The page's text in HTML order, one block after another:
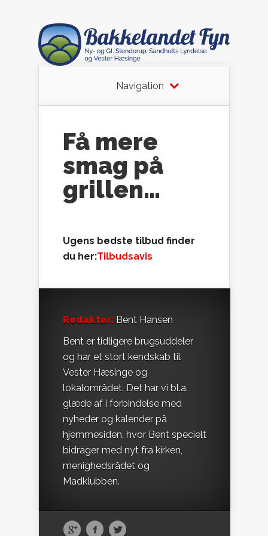
Navigation
Få mere
smag på
grillen…
Ugens bedste tilbud finder
du her:Tilbudsavis
Redaktør: Bent Hansen
Bent er tidligere brugsuddeler
og har et stort kendskab til
Vester Hæsinge og
lokalområdet. Det har vi bl.a.
glæde af i forbindelse med
nyheder og kalender på
hjemmesiden, hvor Bent specielt
bidrager med nyt fra kirken,
menighedsrådet og
Madklubben.